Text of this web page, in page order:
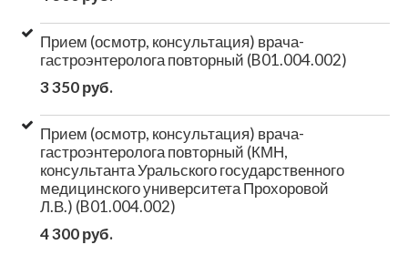
Прием (осмотр, консультация) врача-
гастроэнтеролога повторный (B01.004.002)
3 350 руб.
Прием (осмотр, консультация) врача-
гастроэнтеролога повторный (КМН,
консультанта Уральского государственного
медицинского университета Прохоровой
Л.В.) (B01.004.002)
4 300 руб.